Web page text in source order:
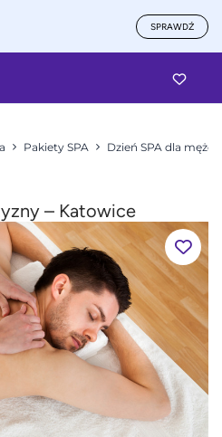
SPRAWDŹ
Pakiety SPA Dzień SPA dla
– Katowice